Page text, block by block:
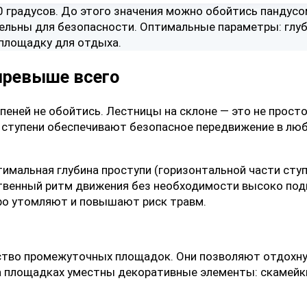
До этого значения можно обойтись
для безопасности. Оптимальные параметры:
для отдыха.
всего
не обойтись. Лестницы на склоне — это не
обеспечивают безопасное передвижение в
глубина проступи (горизонтальной части
ритм движения без необходимости высоко
утомляют и повышают риск травм.
промежуточных площадок. Они позволяют
уместны декоративные элементы: